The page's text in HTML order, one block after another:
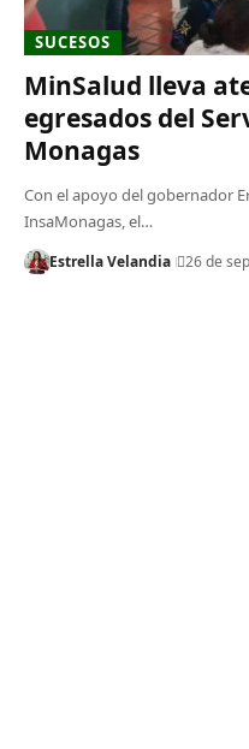
SUCESOS
MinSalud lleva
egresados del
Monagas
Con el apoyo del gobernador
InsaMonagas, el…
Estrella Velandia 26 de